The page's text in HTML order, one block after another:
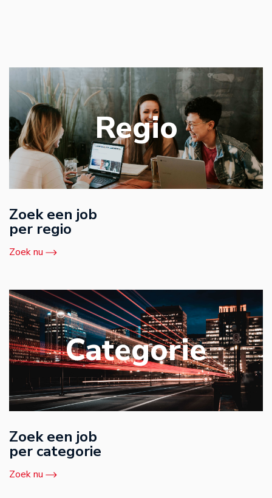
Regio
Zoek een job
per regio
Zoek nu
Categorie
Zoek een job
per categorie
Zoek nu